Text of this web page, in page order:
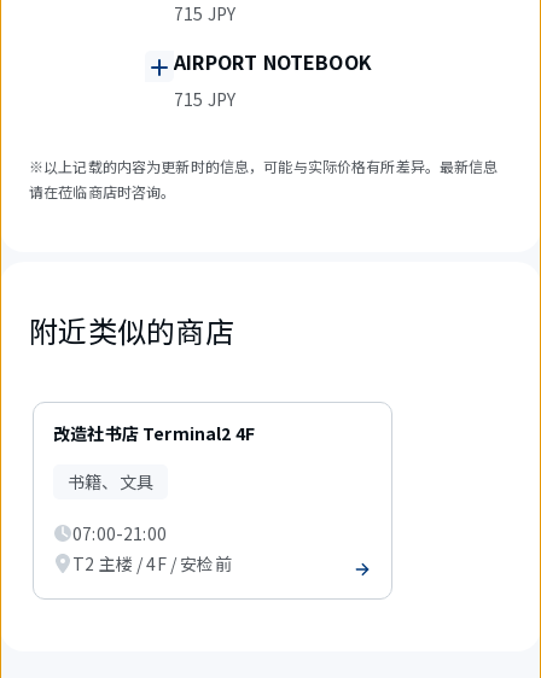
715 JPY
AIRPORT NOTEBOOK
715 JPY
※以上记载的内容为更新时的信息，可能与实际价格有所差异。最新信息
请在莅临商店时咨询。
附近类似的商店
改造社书店 Terminal2 4F
书籍、文具
07:00-21:00
T2 主楼 / 4F / 安检前